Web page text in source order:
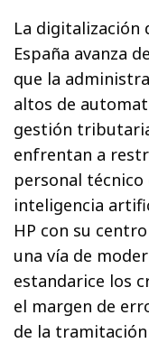
La digitalización
España avanza
que la
altos de
gestión
enfrentan a
personal
inteligencia
HP con su
una vía de
estandarice los
el margen de
de la